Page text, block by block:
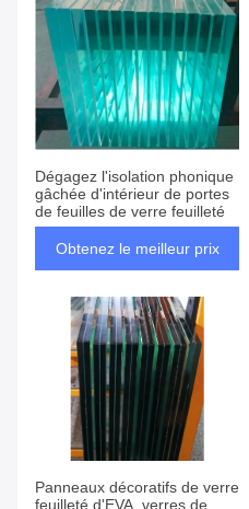
Dégagez l'isolation phonique
gâchée d'intérieur de portes
de feuilles de verre feuilleté
Obtenez le meilleur prix
Panneaux décoratifs de verre
feuilleté d'EVA, verres de